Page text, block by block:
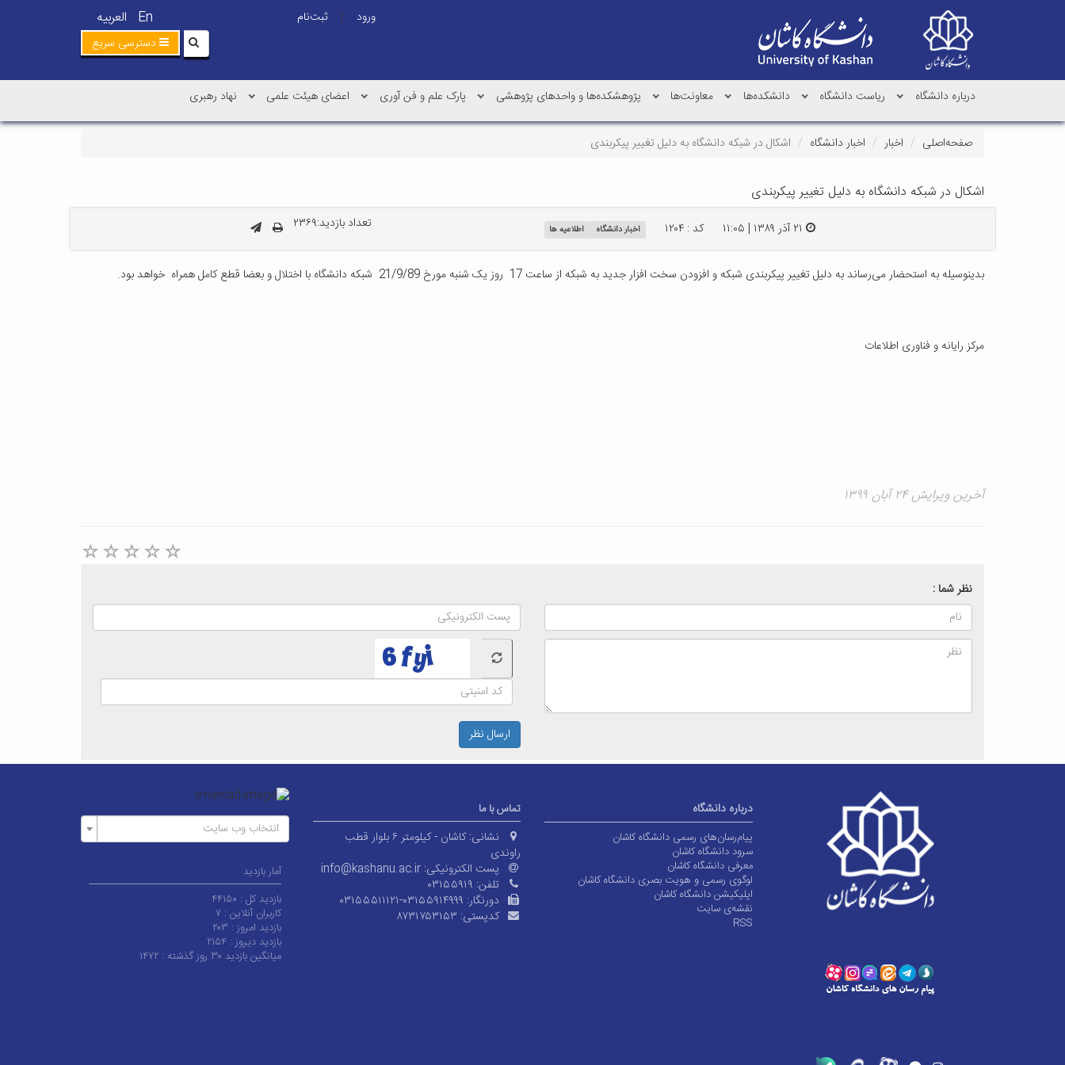
En العربیه ورود |
ثبت‌نام
دسترسی سریع
درباره دانشگاه ریاست دانشگاه دانشکده‌ها معاونت‌ها پژوهشکده‌ها و واحدهای پژوهشی پارک علم و فن آوری اعضای هیئت علمی نهاد رهبری
صفحه‌اصلی اخبار اخبار دانشگاه اشکال در شبکه دانشگاه به دلیل تغییر پیکربندی
اشکال در شبکه دانشگاه به دلیل تغییر پیکربندی
کد : ۱۲۰۴ اخبار دانشگاه اطلاعیه ها تعداد بازدید:۲۳۶۹
بدینوسیله به استحضار می‌رساند به دلیل تغییر پیکربندی شبکه و افزودن سخت افزار جدید به شبکه از ساعت 17 روز یک شنبه مورخ 21/9/89 شبکه دانشگاه با اختلال و بعضا قطع کامل همراه خواهد بود.
مرکز رایانه و فناوری اطلاعات
آخرین ویرایش ۲۴ آبان ۱۳۹۹
نظر شما :
ارسال نظر
درباره دانشگاه
پیام‌رسان‌های رسمی دانشگاه کاشان
سرود دانشگاه کاشان
معرفی دانشگاه کاشان
لوگوی رسمی و هویت بصری دانشگاه کاشان
اپلیکیشن دانشگاه کاشان
نقشه‌ی سایت
RSS
تماس با ما
نشانی:
کاشان - کیلومتر ۶ بلوار قطب
راوندی
پست الکترونیکی: info@kashanu.ac.ir
تلفن: ۰۳۱۵۵۹۱۹
دورنگار: ۰۳۱۵۵۵۱۱۱۲۱-۰۳۱۵۵۹۱۴۹۹۹
کدپستی: ۸۷۳۱۷۵۳۱۵۳
انتخاب وب سایت
آمار بازدید
بازدید کل : ۴۴۱۵۰
کاربران آنلاین : ۷
بازدید امروز : ۲۰۳
بازدید دیروز : ۲۱۵۴
میانگین بازدید ۳۰ روز گذشته :
۱۴۷۲